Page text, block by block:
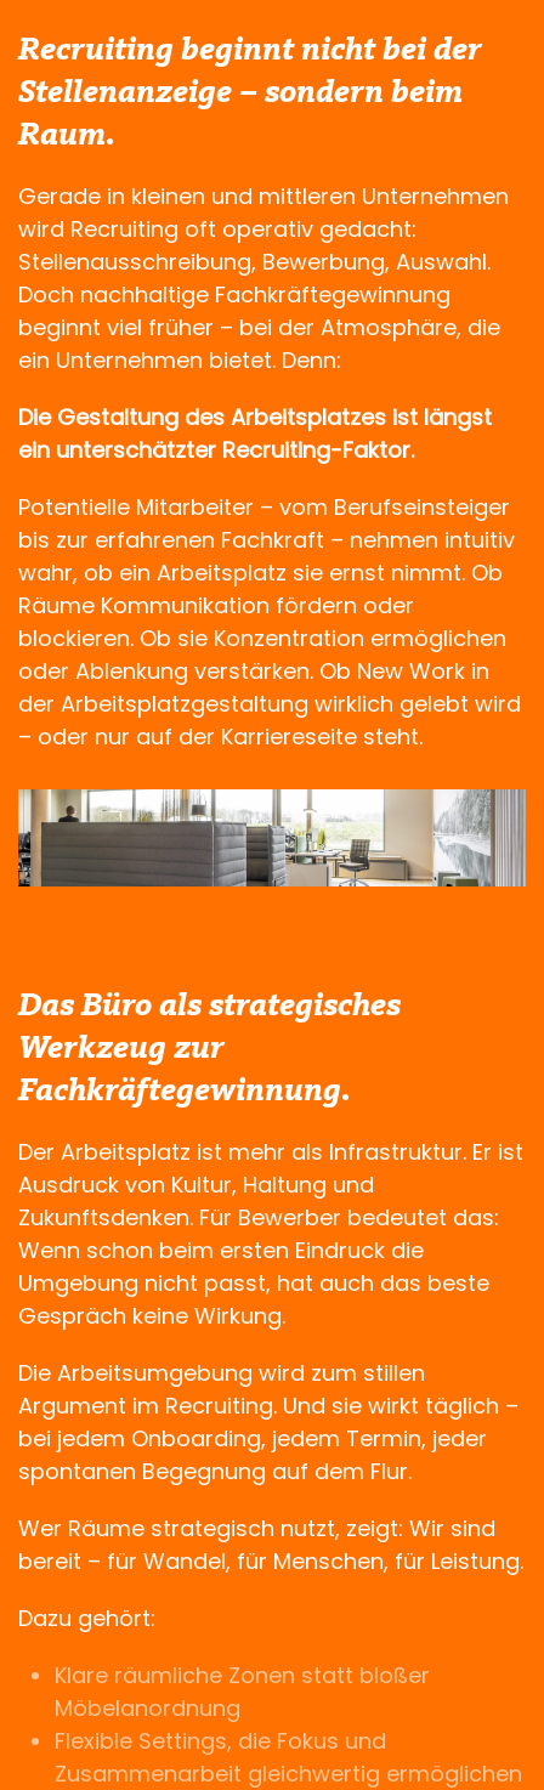
Recruiting beginnt nicht bei der
Stellenanzeige – sondern beim
Raum.
Gerade in kleinen und mittleren Unternehmen
wird Recruiting oft operativ gedacht:
Stellenausschreibung, Bewerbung, Auswahl.
Doch nachhaltige Fachkräftegewinnung
beginnt viel früher – bei der Atmosphäre, die
ein Unternehmen bietet. Denn:
Die Gestaltung des Arbeitsplatzes ist längst
ein unterschätzter Recruiting-Faktor.
Potentielle Mitarbeiter – vom Berufseinsteiger
bis zur erfahrenen Fachkraft – nehmen intuitiv
wahr, ob ein Arbeitsplatz sie ernst nimmt. Ob
Räume Kommunikation fördern oder
blockieren. Ob sie Konzentration ermöglichen
oder Ablenkung verstärken. Ob New Work in
der Arbeitsplatzgestaltung wirklich gelebt wird
– oder nur auf der Karriereseite steht.
Das Büro als strategisches
Werkzeug zur
Fachkräftegewinnung.
Der Arbeitsplatz ist mehr als Infrastruktur. Er ist
Ausdruck von Kultur, Haltung und
Zukunftsdenken. Für Bewerber bedeutet das:
Wenn schon beim ersten Eindruck die
Umgebung nicht passt, hat auch das beste
Gespräch keine Wirkung.
Die Arbeitsumgebung wird zum stillen
Argument im Recruiting. Und sie wirkt täglich –
bei jedem Onboarding, jedem Termin, jeder
spontanen Begegnung auf dem Flur.
Wer Räume strategisch nutzt, zeigt: Wir sind
bereit – für Wandel, für Menschen, für Leistung.
Dazu gehört:
Klare räumliche Zonen statt bloßer
Möbelanordnung
Flexible Settings, die Fokus und
Zusammenarbeit gleichwertig ermöglichen